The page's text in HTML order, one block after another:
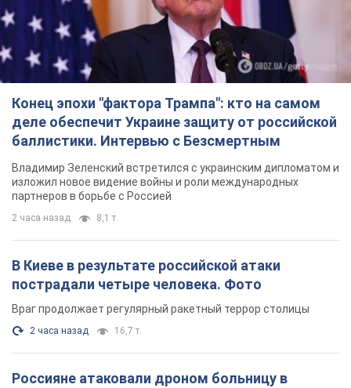
Конец эпохи "фактора Трампа": кто на самом
деле обеспечит Украине защиту от российской
баллистики. Интервью с Безсмертным
Владимир Зеленский встретился с украинским дипломатом и
изложил новое видение войны и роли международных
партнеров в борьбе с Россией
2 часа назад 8,1 т.
В Киеве в результате российской атаки
пострадали четыре человека. Фото
Враг продолжает регулярный ракетный террор столицы
2 часа назад 16,7 т.
Россияне атаковали дроном больницу в